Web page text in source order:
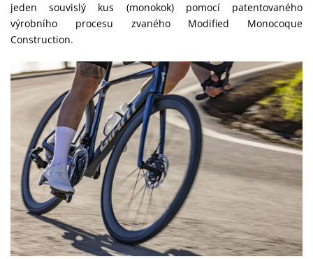
jeden souvislý kus (monokok) pomocí patentovaného
výrobního procesu zvaného Modified Monocoque
Construction.